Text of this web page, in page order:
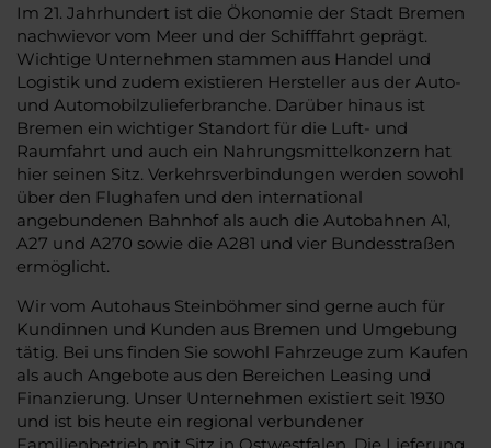
Im 21. Jahrhundert ist die Ökonomie der Stadt Bremen
nachwievor vom Meer und der Schifffahrt geprägt.
Wichtige Unternehmen stammen aus Handel und
Logistik und zudem existieren Hersteller aus der Auto-
und Automobilzulieferbranche. Darüber hinaus ist
Bremen ein wichtiger Standort für die Luft- und
Raumfahrt und auch ein Nahrungsmittelkonzern hat
hier seinen Sitz. Verkehrsverbindungen werden sowohl
über den Flughafen und den international
angebundenen Bahnhof als auch die Autobahnen A1,
A27 und A270 sowie die A281 und vier Bundesstraßen
ermöglicht.
Wir vom Autohaus Steinböhmer sind gerne auch für
Kundinnen und Kunden aus Bremen und Umgebung
tätig. Bei uns finden Sie sowohl Fahrzeuge zum Kaufen
als auch Angebote aus den Bereichen Leasing und
Finanzierung. Unser Unternehmen existiert seit 1930
und ist bis heute ein regional verbundener
Familienbetrieb mit Sitz in Ostwestfalen. Die Lieferung